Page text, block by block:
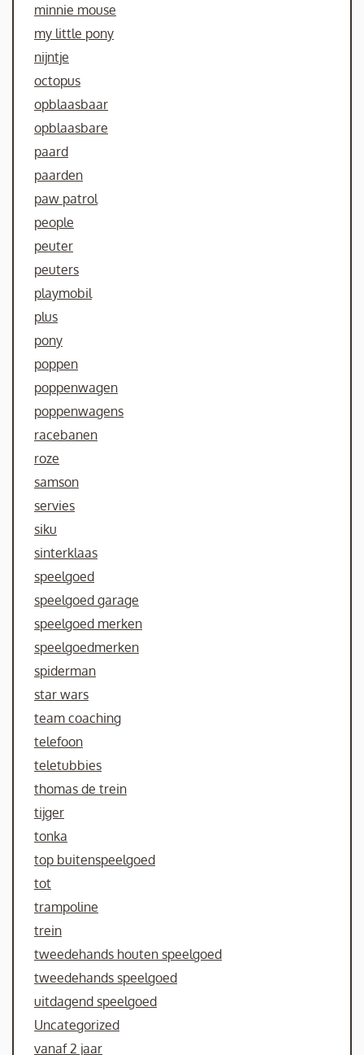
minnie mouse
my little pony
nijntje
octopus
opblaasbaar
opblaasbare
paard
paarden
paw patrol
people
peuter
peuters
playmobil
plus
pony
poppen
poppenwagen
poppenwagens
racebanen
roze
samson
servies
siku
sinterklaas
speelgoed
speelgoed garage
speelgoed merken
speelgoedmerken
spiderman
star wars
team coaching
telefoon
teletubbies
thomas de trein
tijger
tonka
top buitenspeelgoed
tot
trampoline
trein
tweedehands houten speelgoed
tweedehands speelgoed
uitdagend speelgoed
Uncategorized
vanaf 2 jaar